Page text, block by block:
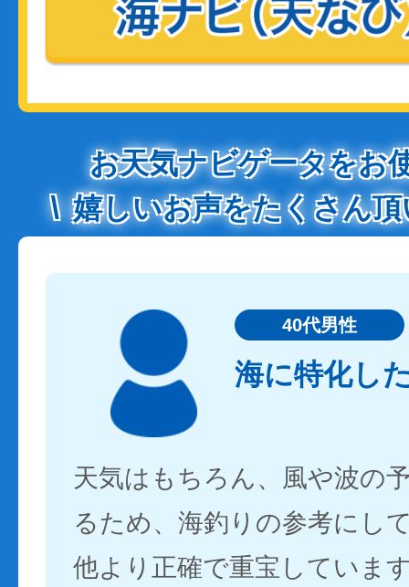
お天気ナビゲータをお
嬉しいお声をたくさん
40代男性
海に特化し
天気はもちろん、風や波の
るため、海釣りの参考にし
他より正確で重宝していま